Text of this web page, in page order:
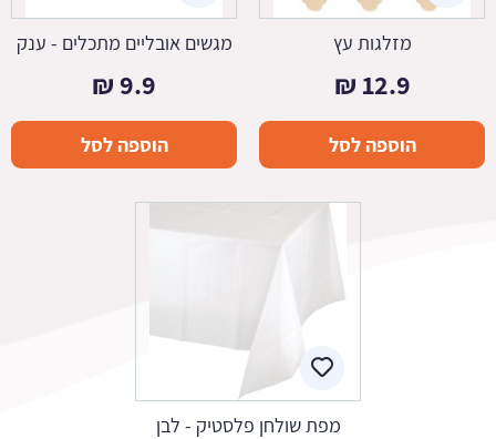
מזלגות עץ
12.9
₪
הוספה לסל
מגשים אובליים מתכלים - ענק
9.9
₪
הוספה לסל
מפת שולחן פלסטיק - לבן